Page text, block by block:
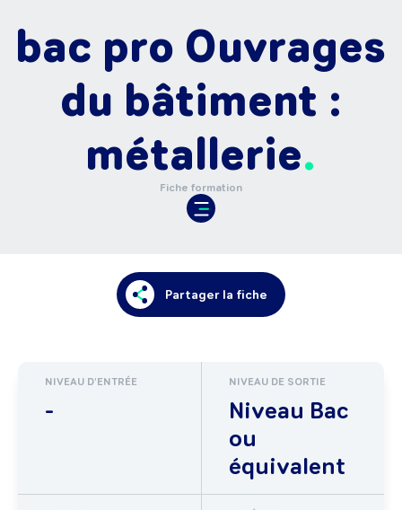
bac pro Ouvrages
du bâtiment :
métallerie
Fiche formation
Partager la fiche
NIVEAU D'ENTRÉE
-
NIVEAU DE SORTIE
Niveau Bac
ou
équivalent